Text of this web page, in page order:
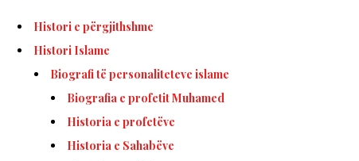
Histori e përgjithshme
Histori Islame
Biografi të personaliteteve islame
Biografia e profetit Muhamed
Historia e profetëve
Historia e Sahabëve